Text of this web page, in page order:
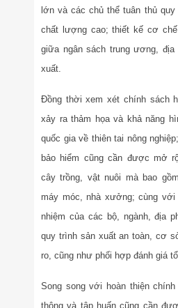
lớn và các chủ thể tuân thủ
chất lượng cao; thiết kế cơ
giữa ngân sách trung ương,
xuất.
Đồng thời xem xét chính sách
xảy ra thảm họa và khả năng
quốc gia về thiên tai nông
bảo hiểm cũng cần được mở
cây trồng, vật nuôi mà bao
máy móc, nhà xưởng; cùng
nhiệm của các bộ, ngành, địa
quy trình sản xuất an toàn, cơ
ro, cũng như phối hợp đánh giá
Song song với hoàn thiện
thông và tập huấn cũng cần